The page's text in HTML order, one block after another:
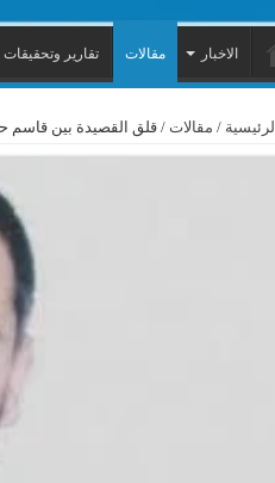
الاخبار مقالات تقارير وتحقيقات
الرئيسية / مقالات / قلق القصيدة بين قاسم